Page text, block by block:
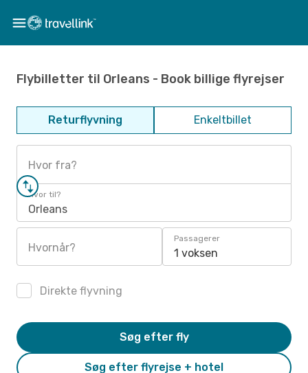
Flybilletter til Orleans - Book billige flyrejser
Returflyvning Enkeltbillet
Hvor fra?
Hvor til?
Orleans
Hvornår?
Passagerer
1 voksen
Direkte flyvning
Søg efter flyrejse + hotel
Søg efter fly